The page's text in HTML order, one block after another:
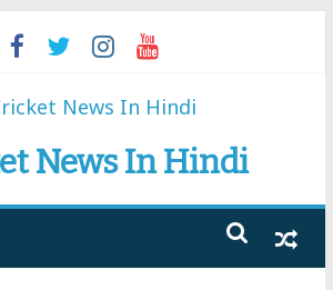
News In Hindi